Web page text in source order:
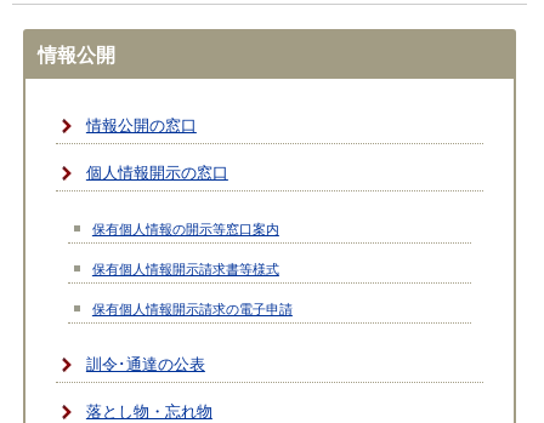
情報公開
情報公開の窓口
個人情報開示の窓口
保有個人情報の開示等窓口案内
保有個人情報開示請求書等様式
保有個人情報開示請求の電子申請
訓令･通達の公表
落とし物・忘れ物